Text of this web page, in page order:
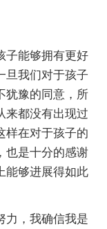
子能够拥有更好
旦我们对于孩子
犹豫的同意，所
来都没有出现过
样在对于孩子的
也是十分的感谢
能够进展得如此
力，我确信我是